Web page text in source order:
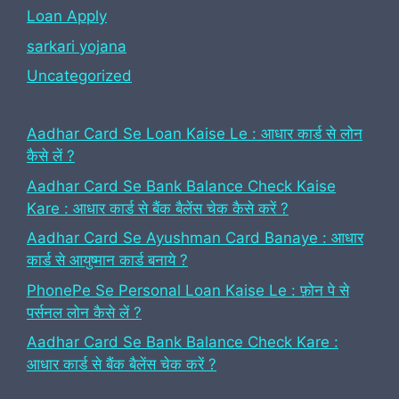
Loan Apply
sarkari yojana
Uncategorized
Aadhar Card Se Loan Kaise Le : आधार कार्ड से लोन
कैसे लें ?
Aadhar Card Se Bank Balance Check Kaise
Kare : आधार कार्ड से बैंक बैलेंस चेक कैसे करें ?
Aadhar Card Se Ayushman Card Banaye : आधार
कार्ड से आयुष्मान कार्ड बनाये ?
PhonePe Se Personal Loan Kaise Le : फ़ोन पे से
पर्सनल लोन कैसे लें ?
Aadhar Card Se Bank Balance Check Kare :
आधार कार्ड से बैंक बैलेंस चेक करें ?